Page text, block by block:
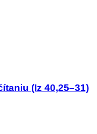
(Iz 40,25–31)